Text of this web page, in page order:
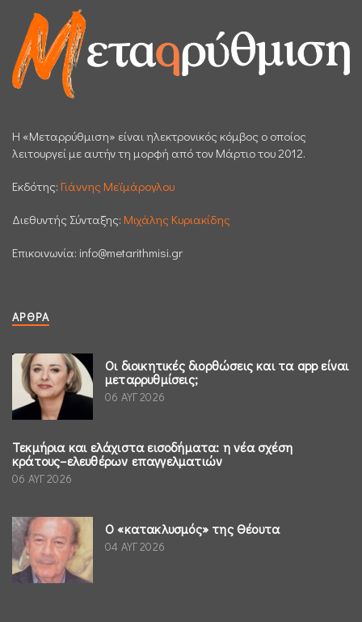
H «Μεταρρύθμιση» είναι ηλεκτρονικός κόμβος ο οποίος
λειτουργεί με αυτήν τη μορφή από τον Μάρτιο του 2012.
Εκδότης: Γιάννης Μεϊμάρογλου
Διεθυντής Σύνταξης: Μιχάλης Κυριακίδης
Επικοινωνία: info@metarithmisi.gr
ΆΡΘΡΑ
Οι διοικητικές διορθώσεις και τα app είναι
μεταρρυθμίσεις;
06 ΑΥΓ 2026
Τεκμήρια και ελάχιστα εισοδήματα: η νέα σχέση
κράτους–ελευθέρων επαγγελματιών
06 ΑΥΓ 2026
Ο «κατακλυσμός» της Θέουτα
04 ΑΥΓ 2026